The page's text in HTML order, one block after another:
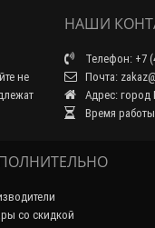
не
НАШИ
Телефон: +7
Почта:
Адрес: город
Время
со скидкой